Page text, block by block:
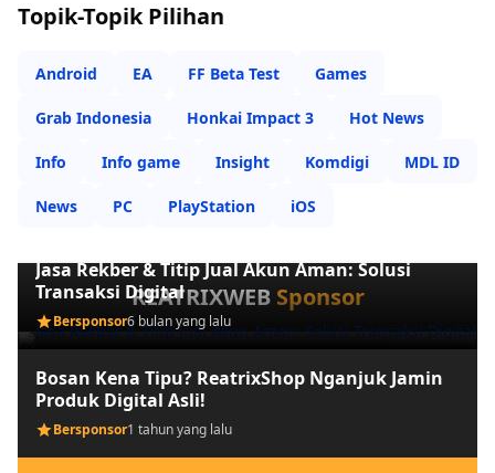
Topik-Topik Pilihan
Android EA FF Beta Test Games
Grab Indonesia Honkai Impact 3 Hot News
Info Info game Insight Komdigi MDL ID
News PC PlayStation iOS
REATRIXWEB Sponsor
Jasa Rekber & Titip Jual Akun Aman: Solusi
Transaksi Digital
Bersponsor6 bulan yang lalu
Bosan Kena Tipu? ReatrixShop Nganjuk Jamin
Produk Digital Asli!
Bersponsor1 tahun yang lalu